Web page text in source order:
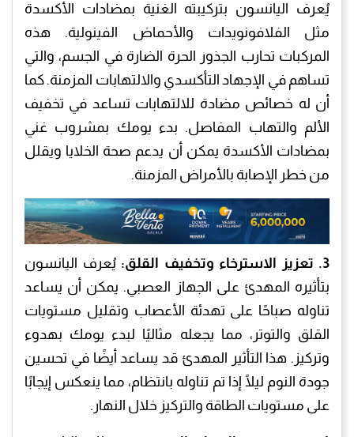
يُعرف اليانسون بتركيبته الغنية بمضادات الأكسدة
مثل الفلافونويدات والأحماض الفينولية. هذه
المركبات تحارب الجذور الحرة الضارة في الجسم، والتي
تساهم في الإجهاد التأكسدي والالتهابات المزمنة. كما
أن له خصائص مضادة للالتهابات تساعد في تخفيف
الألم والتهاب المفاصل. بدء يومك بمشروب غني
بمضادات الأكسدة يمكن أن يدعم صحة الخلايا ويقلل
من خطر الإصابة بالأمراض المزمنة.
3. تعزيز الاسترخاء وتخفيف القلق:
يُعرف اليانسون
بتأثيره المهدئ على الجهاز العصبي. يمكن أن يساعد
تناوله صباحًا على تهدئة الأعصاب وتقليل مستويات
القلق والتوتر، مما يجعله مثاليًا لبدء يومك بهدوء
وتركيز. هذا التأثير المهدئ قد يساعد أيضًا في تحسين
جودة النوم ليلًا إذا تم تناوله بانتظام، مما ينعكس إيجابًا
على مستويات الطاقة والتركيز خلال النهار.